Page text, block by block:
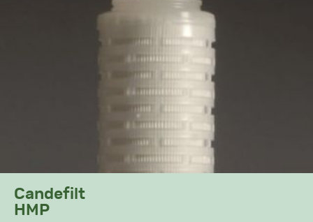
Candefilt
HMP